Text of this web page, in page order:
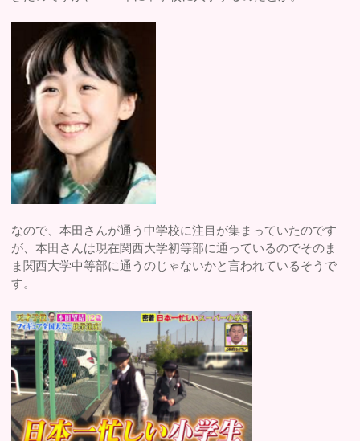
なので、本田さんが通う中学校に注目が集まっていたのです
が、本田さんは現在関西大学初等部に通っているのでそのま
ま関西大学中等部に通うのじゃないかと言われているそうで
す。